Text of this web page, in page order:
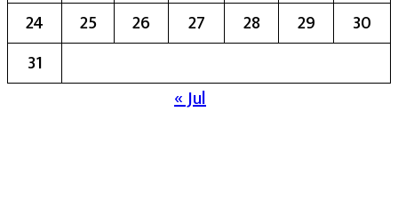
24
25 26 27 28 29
30
31
« Jul